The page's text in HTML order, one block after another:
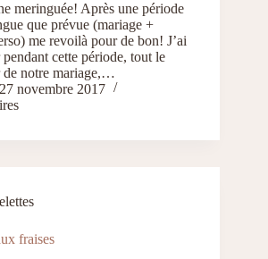
meringuée! Après une période
que prévue (mariage +
me revoilà pour de bon! J’ai
cette période, tout le
de notre mariage,…
27 novembre 2017
fraises